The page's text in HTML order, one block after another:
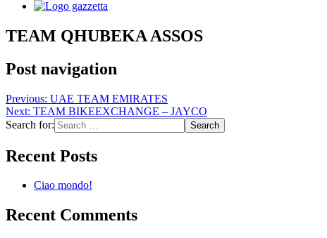
TEAM QHUBEKA ASSOS
Post navigation
Previous: UAE TEAM EMIRATES
Next: TEAM BIKEEXCHANGE – JAYCO
Search for:
Recent Posts
Ciao mondo!
Recent Comments